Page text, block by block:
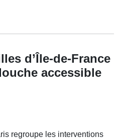
d’Île-de-France
accessible
regroupe les interventions